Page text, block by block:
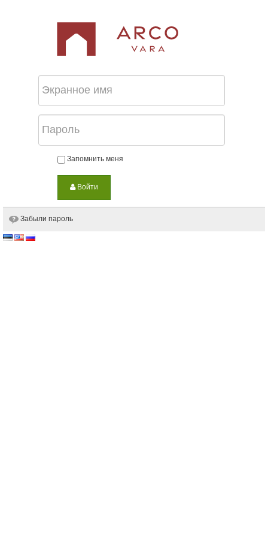
Запомнить меня
Войти
Забыли пароль